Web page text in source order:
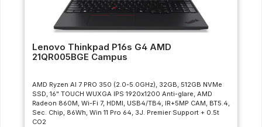
Lenovo Thinkpad P16s G4 AMD
21QR005BGE Campus
AMD Ryzen AI 7 PRO 350 (2.0-5.0GHz), 32GB, 512GB NVMe
SSD, 16" TOUCH WUXGA IPS 1920x1200 Anti-glare, AMD
Radeon 860M, Wi-Fi 7, HDMI, USB4/TB4, IR+5MP CAM, BT5.4,
Sec. Chip, 86Wh, Win 11 Pro 64, 3J. Premier Support + 0.5t
CO2